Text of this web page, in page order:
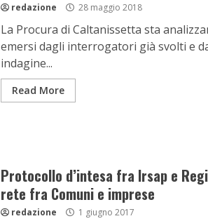
redazione 28 maggio 2018
La Procura di Caltanissetta sta
emersi dagli interrogatori già svolti e
indagine...
Read More
Protocollo d’intesa fra Irsap e
rete fra Comuni e imprese
redazione 1 giugno 2017